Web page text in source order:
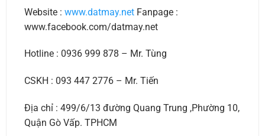
Website : www.datmay.netFanpage :
www.facebook.com/datmay.net
Hotline : 0936 999 878 – Mr. Tùng
CSKH : 093 447 2776 – Mr. Tiến
Địa chỉ : 499/6/13 đường Quang Trung ,Phường 10,
Quận Gò Vấp. TPHCM